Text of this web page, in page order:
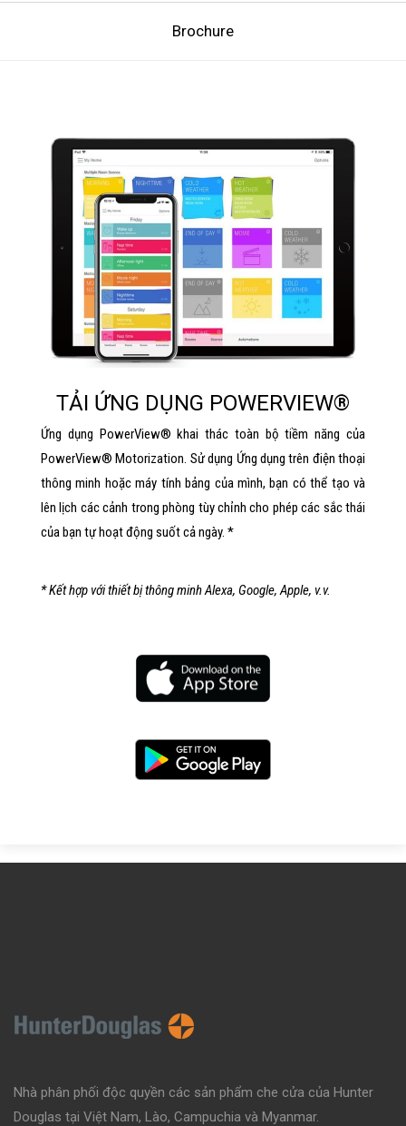
Brochure
TẢI ỨNG DỤNG POWERVIEW®
Ứng dụng PowerView® khai thác toàn bộ tiềm năng của
PowerView® Motorization. Sử dụng Ứng dụng trên điện thoại
thông minh hoặc máy tính bảng của mình, bạn có thể tạo và
lên lịch các cảnh trong phòng tùy chỉnh cho phép các sắc thái
của bạn tự hoạt động suốt cả ngày. *
* Kết hợp với thiết bị thông minh Alexa, Google, Apple, v.v.
Nhà phân phối độc quyền các sản phẩm che cửa của Hunter
Douglas tại Việt Nam, Lào, Campuchia và Myanmar.